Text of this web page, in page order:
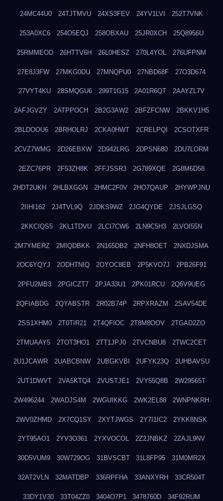
24MC44U0 24TJTMVU 24XS3FEV 24YV1LVI 252T7VNK
253A0XC6 254O5EQJ 258OBXAU 25JR0XCH 25Q8956U
25RMMEOD 26HTTV6H 26L0HESZ 270L4YOL 276UFPNM
27E8J3FW 27MKG0DU 27MNQPU0 27NBD68F 27O3D674
27VYT4KU 28SMQGU6 299T1G15 2A01R6QT 2AAYZL7V
2AFJGVZY 2ATPPOCH 2B2G3AW2 2BFZFCNW 2BKKV1H5
2BLDOOU6 2BRHOLRJ 2CKA0HWT 2CRELPQI 2CSOTXFR
2CVZ7WMG 2D26EBXW 2D942LRG 2DPSN680 2DU7LORM
2EZC76PR 2F53ZH8K 2FFJSSR3 2G789XQE 2G8M6D58
2HDT2UKH 2HLBXGGN 2HMC2F0V 2HO7QAUP 2HYWPJNU
2IIHI162 2J4TVL9Q 2JDKS9WZ 2JG4QYDE 2JSJLGSQ
2KKCIQS5 2KL1TDVU 2LCI7CW6 2LN9C5H3 2LVOI55N
2M7YMERZ 2MIQDBKK 2N165DB2 2NFH8OET 2NXDJSMA
2OC6YQYJ 2ODHTNIQ 2OYOC8EB 2P5KVO7J 2PB26F91
2PFU2MB3 2PGICZT7 2PJA33U1 2PK01RCU 2Q6V9UEG
2QFIABDG 2QYABSTR 2R02B74P 2RPXRAZM 2SAV54DE
2SS1XHM0 2T0TIR21 2T4QFIOC 2T8M8OOV 2TGAD2ZO
2TMUAAY5 2TOT3HO1 2TT1JPJ0 2TVCNBU8 2TWC2CET
2U1JCAWR 2UABCBNW 2UBGKVBI 2UFYK23Q 2UHBAVSU
2UT1DWVT 2VA5KTQ4 2VUSTJE1 2VY55Q8B 2W29565T
2W496244 2WADJS4M 2WGUIKKG 2WK2EL88 2WNPNKRH
2WV0ZHMD 2X7CQ1SY 2XYTJWGS 2Y7I1IC2 2YKK8NSK
2YT95AO1 2YV3O361 2YXVOCOL 2Z2JNBKZ 2ZAJL9NV
30D5VUM9 30W729OG 31BVSCBT 31L8FP95 31M0MR2X
32AT2VLN 32MATDBP 336RPFHA 33ANXYRH 33CR504T
33DY1V30 33T04ZZ0 3404O7P1 3478760D 34F92RUM